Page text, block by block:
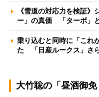
《雪道の対応力を検証》
ー」の真価 「ターボ」
乗り込むと同時に「これ
た 「日産ルークス」さ
大竹聡の「昼酒御免